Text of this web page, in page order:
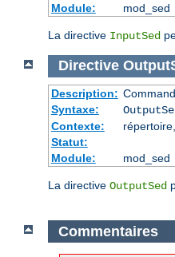
Module:
mod_sed
La directive InputSed
Directive
Description:
Syntaxe:
Contexte:
Statut:
Module:
mod_sed
La directive OutputSed
Commentaires